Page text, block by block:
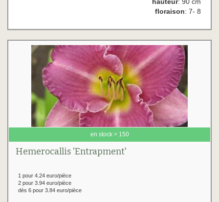
floraison: 7- 8
en stock > 150
Hemerocallis 'Entrapment'
1 pour 4.24 euro/pièce
2 pour 3.94 euro/pièce
dès 6 pour 3.84 euro/pièce